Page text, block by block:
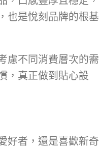
也是悅刻品牌的根基
慮不同消費層次的需
，真正做到貼心設
好者，還是喜歡新奇